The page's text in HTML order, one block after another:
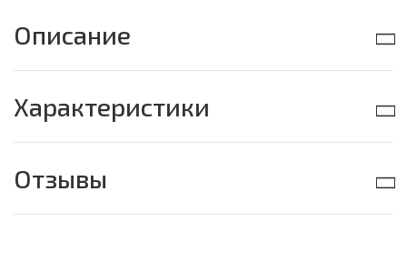
Описание
Характеристики
Отзывы